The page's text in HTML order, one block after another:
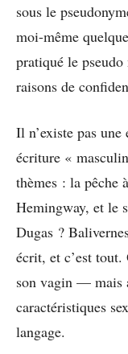
sous le
moi-même
pratiqué le
raisons de
Il n’existe pas
écriture «
thèmes : la pêche
Hemingway, et le
Dugas ?
écrit, et c’est tout.
son vagin — mais
caractéristiques
langage.